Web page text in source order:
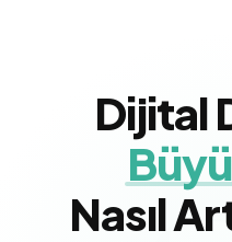
Dijital
Nasıl